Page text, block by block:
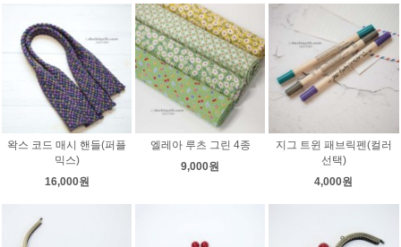
왁스 코드 매시 핸들(퍼플
믹스)
16,000원
엘레아 루츠 그린 4종
9,000원
지그 트윈 패브릭펜(컬러
선택)
4,000원